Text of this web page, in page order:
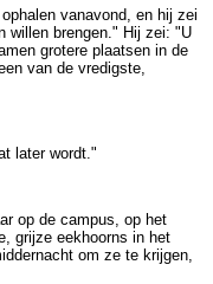
vanavond, en hij zei
willen brengen." Hij zei: "U
grotere plaatsen in de
van de vredigste,
later wordt."
op de campus, op het
grijze eekhoorns in het
om ze te krijgen,